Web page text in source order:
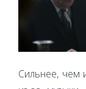
Сильнее, чем